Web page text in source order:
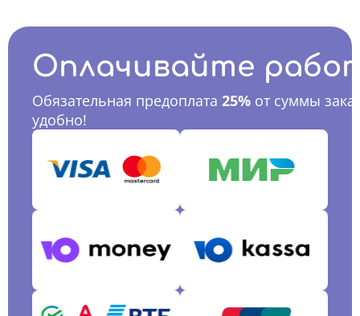
Оплачивайте
Обязательная предоплата 25% от суммы
удобно!